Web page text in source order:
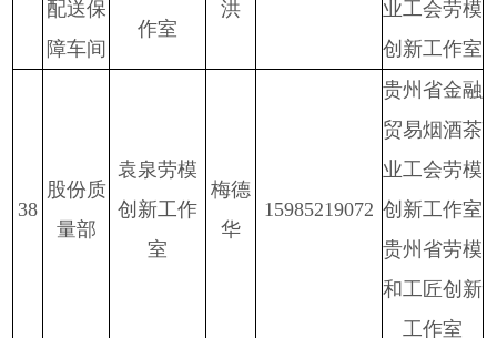
配送保
障车间
作室
洪
业工会劳模
创新工作室
38
股份质
量部
袁泉劳模
创新工作
室
梅德
华
15985219072
贵州省金融
贸易烟酒茶
业工会劳模
创新工作室
贵州省劳模
和工匠创新
工作室